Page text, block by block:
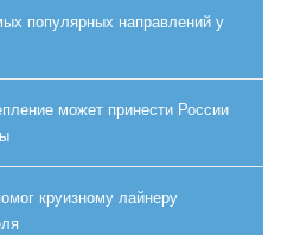
популярных направлений у
может принести России
круизному лайнеру